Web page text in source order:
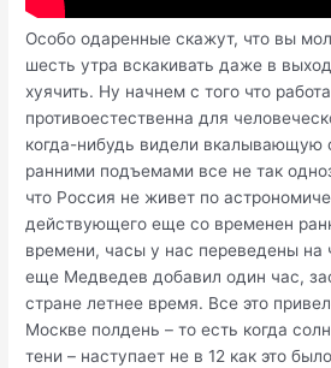
Особо одаренные скажут, что вы
шесть утра вскакивать даже в
хуячить. Ну начнем с того что
противоестественна для
когда-нибудь видели вкалывающую
ранними подъемами все не так
что Россия не живет по
действующего еще со временен
времени, часы у нас переведены на
еще Медведев добавил один час,
стране летнее время. Все это
Москве полдень – то есть когда
тени – наступает не в 12 как это